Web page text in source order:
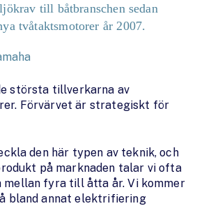
till båtbranschen sedan
tvåtaktsmotorer år 2007.
största tillverkarna av
Förvärvet är strategiskt för
den här typen av teknik, och
på marknaden talar vi ofta
mellan fyra till åtta år. Vi kommer
bland annat elektrifiering